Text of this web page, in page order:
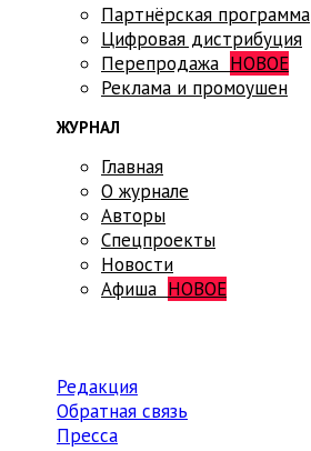
Партнёрская программа
Цифровая дистрибуция
Перепродажа НОВОЕ
Реклама и промоушен
ЖУРНАЛ
Главная
О журнале
Авторы
Спецпроекты
Новости
Афиша НОВОЕ
Редакция
Обратная связь
Пресса